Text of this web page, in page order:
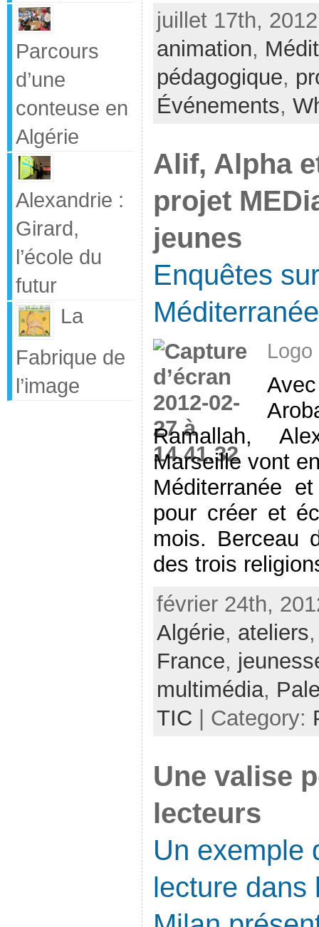
Parcours
d’une
conteuse en
Algérie
Alexandrie :
Girard,
l’école du
futur
La
Fabrique de
l’image
juillet 17th,
animation,
pédagogique,
Événements,
Alif, Alpha
projet
jeunes
Enquêtes
Méditerranée
Ramallah,
Marseille vont
Méditerranée
pour créer et
mois. Berceau
des trois
février 24th,
Algérie, ateliers
France,
multimédia,
TIC | Category:
Une valise
lecteurs
Un exemple
lecture dans